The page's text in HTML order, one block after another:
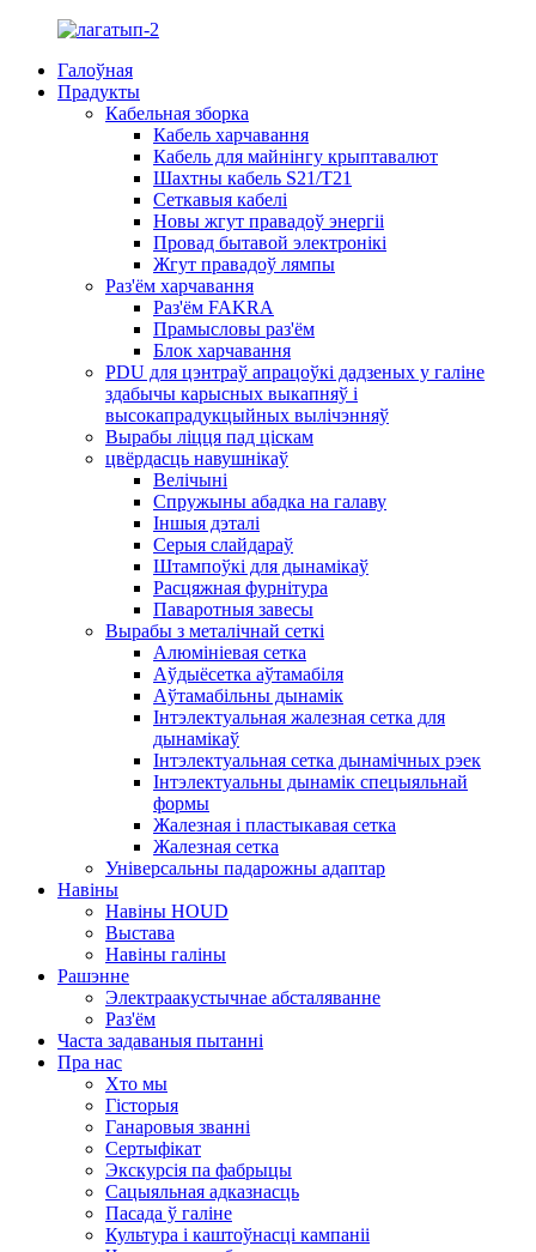
Галоўная
Прадукты
Кабельная зборка
Кабель харчавання
Кабель для майнінгу крыптавалют
Шахтны кабель S21/T21
Сеткавыя кабелі
Новы жгут правадоў энергіі
Провад бытавой электронікі
Жгут правадоў лямпы
Раз'ём харчавання
Раз'ём FAKRA
Прамысловы раз'ём
Блок харчавання
PDU для цэнтраў апрацоўкі дадзеных у галіне
здабычы карысных выкапняў і
высокапрадукцыйных вылічэнняў
Вырабы ліцця пад ціскам
цвёрдасць навушнікаў
Велічыні
Спружыны абадка на галаву
Іншыя дэталі
Серыя слайдараў
Штампоўкі для дынамікаў
Расцяжная фурнітура
Паваротныя завесы
Вырабы з металічнай сеткі
Алюмініевая сетка
Аўдыёсетка аўтамабіля
Аўтамабільны дынамік
Інтэлектуальная жалезная сетка для
дынамікаў
Інтэлектуальная сетка дынамічных рэек
Інтэлектуальны дынамік спецыяльнай
формы
Жалезная і пластыкавая сетка
Жалезная сетка
Універсальны падарожны адаптар
Навіны
Навіны HOUD
Выстава
Навіны галіны
Рашэнне
Электраакустычнае абсталяванне
Раз'ём
Часта задаваныя пытанні
Пра нас
Хто мы
Гісторыя
Ганаровыя званні
Сертыфікат
Экскурсія па фабрыцы
Сацыяльная адказнасць
Пасада ў галіне
Культура і каштоўнасці кампаніі